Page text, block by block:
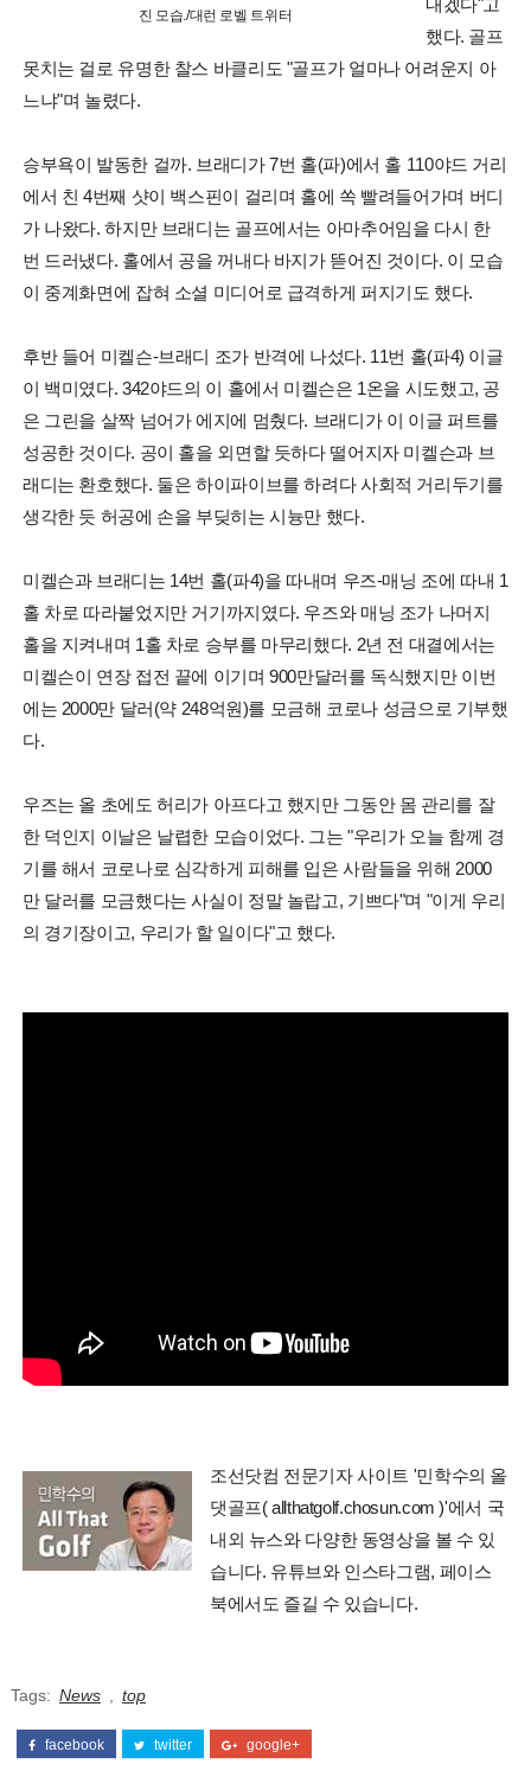
진 모습./대런 로벨 트위터
했다. 골프
못치는 걸로 유명한 찰스 바클리도 "골프가 얼마나 어려운지 아
느냐"며 놀렸다.
승부욕이 발동한 걸까. 브래디가 7번 홀(파)에서 홀 110야드 거리
에서 친 4번째 샷이 백스핀이 걸리며 홀에 쏙 빨려들어가며 버디
가 나왔다. 하지만 브래디는 골프에서는 아마추어임을 다시 한
번 드러냈다. 홀에서 공을 꺼내다 바지가 뜯어진 것이다. 이 모습
이 중계화면에 잡혀 소셜 미디어로 급격하게 퍼지기도 했다.
후반 들어 미켈슨-브래디 조가 반격에 나섰다. 11번 홀(파4) 이글
이 백미였다. 342야드의 이 홀에서 미켈슨은 1온을 시도했고, 공
은 그린을 살짝 넘어가 에지에 멈췄다. 브래디가 이 이글 퍼트를
성공한 것이다. 공이 홀을 외면할 듯하다 떨어지자 미켈슨과 브
래디는 환호했다. 둘은 하이파이브를 하려다 사회적 거리두기를
생각한 듯 허공에 손을 부딪히는 시늉만 했다.
미켈슨과 브래디는 14번 홀(파4)을 따내며 우즈-매닝 조에 따내 1
홀 차로 따라붙었지만 거기까지였다. 우즈와 매닝 조가 나머지
홀을 지켜내며 1홀 차로 승부를 마무리했다. 2년 전 대결에서는
미켈슨이 연장 접전 끝에 이기며 900만달러를 독식했지만 이번
에는 2000만 달러(약 248억원)를 모금해 코로나 성금으로 기부했
다.
우즈는 올 초에도 허리가 아프다고 했지만 그동안 몸 관리를 잘
한 덕인지 이날은 날렵한 모습이었다. 그는 "우리가 오늘 함께 경
기를 해서 코로나로 심각하게 피해를 입은 사람들을 위해 2000
만 달러를 모금했다는 사실이 정말 놀랍고, 기쁘다"며 "이게 우리
의 경기장이고, 우리가 할 일이다"고 했다.
조선닷컴 전문기자 사이트 '민학수의 올
댓골프( allthatgolf.chosun.com )'에서 국
내외 뉴스와 다양한 동영상을 볼 수 있
습니다. 유튜브와 인스타그램, 페이스
북에서도 즐길 수 있습니다.
Tags: News top
facebook twitter google+